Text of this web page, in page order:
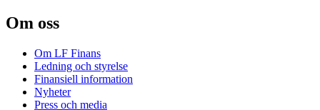
Om oss
Om LF Finans
Ledning och styrelse
Finansiell information
Nyheter
Press och media